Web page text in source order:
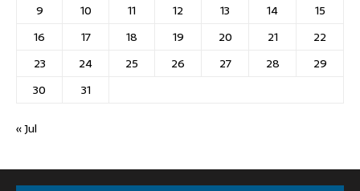
9
10 11 12 13 14
15
16
17 18 19 20 21
22
23
24 25 26 27 28
29
30
31
« Jul